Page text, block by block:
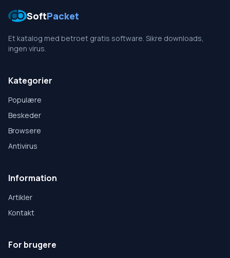
SoftPacket
Et katalog med betroet gratis software. Sikre downloads,
ingen virus.
Kategorier
Populære
Beskeder
Browsere
Antivirus
Information
Artikler
Kontakt
For brugere